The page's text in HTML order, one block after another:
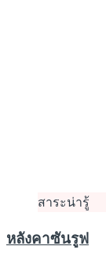
สาระน่ารู้
หลังคาซันรูฟ